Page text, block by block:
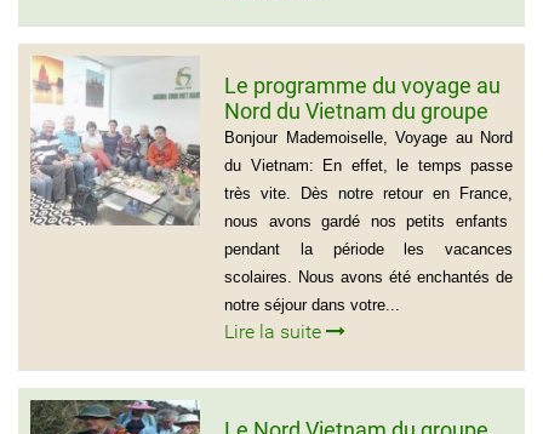
Le programme du voyage au
Nord du Vietnam du groupe
de Madame Jacqueline
MONTAGNE
Bonjour Mademoiselle, Voyage au Nord
du Vietnam: En effet, le temps passe
très vite. Dès notre retour en France,
nous avons gardé nos petits enfants
pendant la période les vacances
scolaires. Nous avons été enchantés de
notre séjour dans votre...
Lire la suite